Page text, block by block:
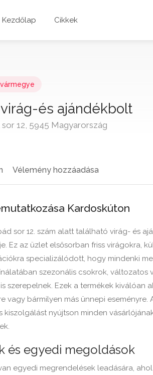
Kezdőlap Cikkek
és ajándékbolt
12, 5945 Magyarország
Vélemény hozzáadása
Kardoskúton
sor 12. szám alatt található virág- és
Ez az üzlet elsősorban friss virágokra,
specializálódott, hogy mindenki
szezonális csokrok, változatos
szerepelnek. Ezek a termékek kiválóan
vagy bármilyen más ünnepi eseményre.
kiszolgálást nyújtson minden
és egyedi megoldások
egyedi megrendelések leadására,